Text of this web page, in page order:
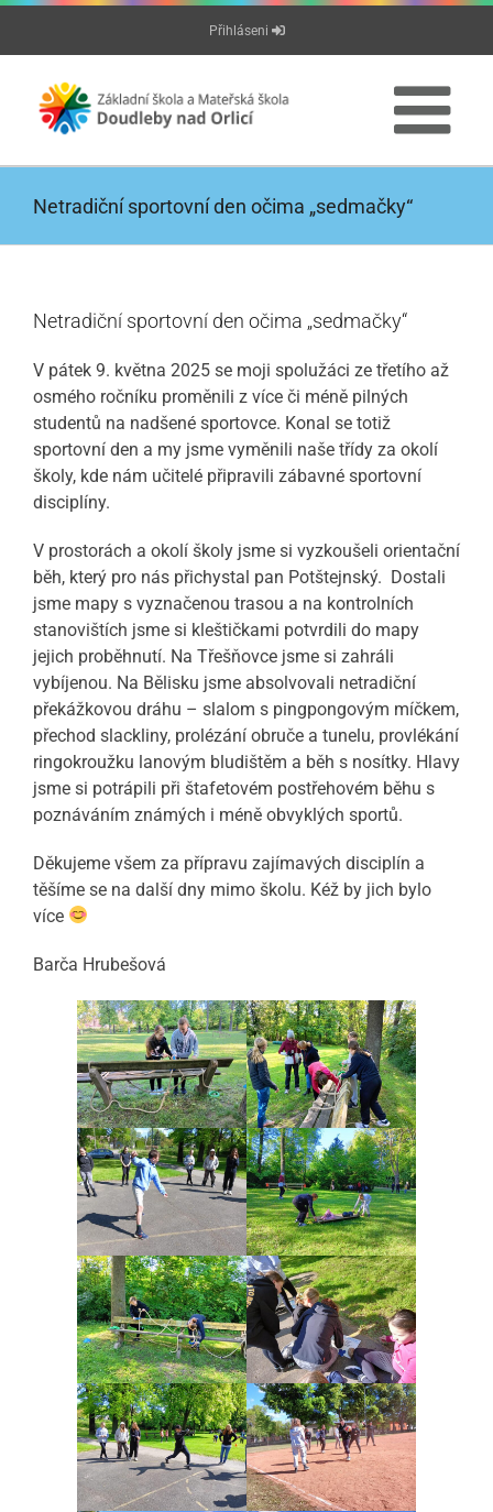
Přeskočit
Přihláseni
Netradiční sportovní den očima „sedmačky“
Netradiční sportovní den očima „sedmačky“
V pátek 9. května 2025 se moji spolužáci ze třetího až
osmého ročníku proměnili z více či méně pilných
studentů na nadšené sportovce. Konal se totiž
sportovní den a my jsme vyměnili naše třídy za okolí
školy, kde nám učitelé připravili zábavné sportovní
disciplíny.
V prostorách a okolí školy jsme si vyzkoušeli orientační
běh, který pro nás přichystal pan Potštejnský. Dostali
jsme mapy s vyznačenou trasou a na kontrolních
stanovištích jsme si kleštičkami potvrdili do mapy
jejich proběhnutí. Na Třešňovce jsme si zahráli
vybíjenou. Na Bělisku jsme absolvovali netradiční
překážkovou dráhu – slalom s pingpongovým míčkem,
přechod slackliny, prolézání obruče a tunelu, provlékání
ringokroužku lanovým bludištěm a běh s nosítky. Hlavy
jsme si potrápili při štafetovém postřehovém běhu s
poznáváním známých i méně obvyklých sportů.
Děkujeme všem za přípravu zajímavých disciplín a
těšíme se na další dny mimo školu. Kéž by jich bylo
více
Barča Hrubešová